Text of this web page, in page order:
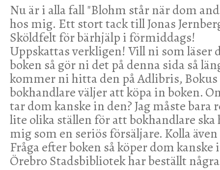
Nu är i alla fall "Blohm står när dom
hos mig. Ett stort tack till Jonas
Sköldfelt för bärhjälp i förmiddags!
Uppskattas verkligen! Vill ni som läser
boken så gör ni det på denna sida så
kommer ni hitta den på Adlibris, Bokus
bokhandlare väljer att köpa in boken.
tar dom kanske in den? Jag måste
lite olika ställen för att bokhandlare
mig som en seriös försäljare. Kolla
Fråga efter boken så köper dom kanske
Örebro Stadsbibliotek har beställt